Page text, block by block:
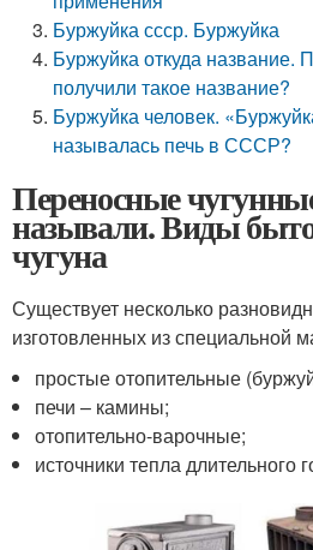
Буржуйка ссср. Буржуйка
Буржуйка откуда название.
получили такое название?
Буржуйка человек.
называлась печь в СССР?
Переносные
называли. Виды
чугуна
Существует несколько
изготовленных из специальной
простые отопительные
печи – камины;
отопительно-варочные;
источники тепла длительного